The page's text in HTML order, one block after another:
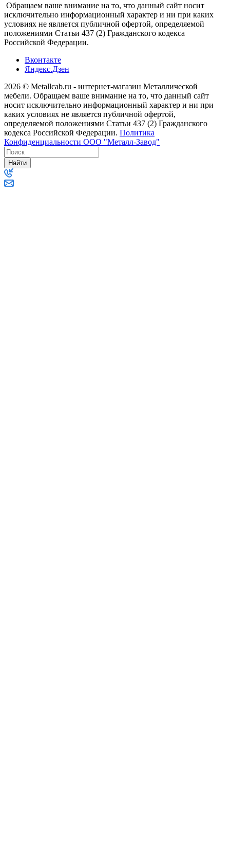
Обращаем ваше внимание на то, что данный сайт носит
исключительно информационный характер и ни при каких
условиях не является публичной офертой, определяемой
положениями Статьи 437 (2) Гражданского кодекса
Российской Федерации.
Вконтакте
Яндекс.Дзен
2026 © Metallcab.ru - интернет-магазин Металлической
мебели. Обращаем ваше внимание на то, что данный сайт
носит исключительно информационный характер и ни при
каких условиях не является публичной офертой,
определяемой положениями Статьи 437 (2) Гражданского
кодекса Российской Федерации. Политика
Конфиденциальности ООО "Металл-Завод"
Найти